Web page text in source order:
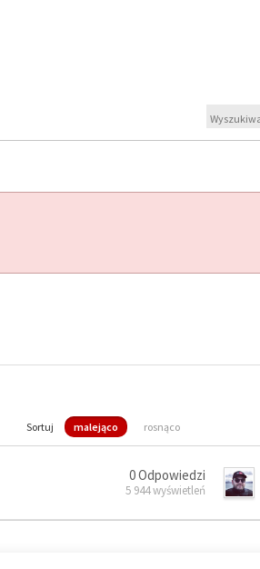
Sortuj malejąco rosnąco
0 Odpowiedzi
5 944 wyświetleń